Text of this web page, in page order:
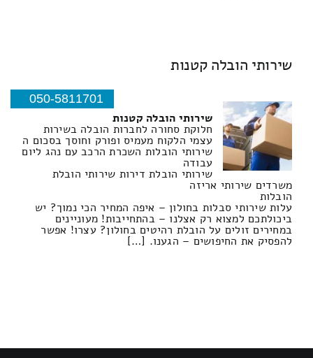
שירותי הובלה קטנות
050-5811701
שירותי הובלה קטנות
חלוקת סחורה לחברות הובלה בשירות
עצמי הלקוח מעמיס ופורק וחוסך בסכום ה
שירותי הובלות השכרת הרכב עם נהג ליום
עבודה
שירותי הובלת דירות שירותי הובלת
משרדים שירותי אריזה
הובלות
עלות שירותי סבלות בחולון – איפה המחיר הכי נמוך? יש
ביכולתכם למצוא רק אצלנו – בהתחייבות! מעוניינים
במחירים זולים על הובלת רהיטים בחולון? עצרו! אפשר
להפסיק את החיפושים – הגענו. […]